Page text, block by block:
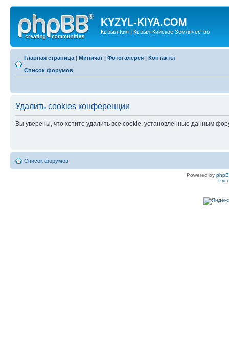
KYZYL-KIYA.COM
Кызыл-Кия | Кызыл-Кийское Землячество
Главная страница | Миничат | Фотогалерея | Контакты
Список форумов
Удалить cookies конференции
Вы уверены, что хотите удалить все cookie, установленные данным
Список форумов
Powered by